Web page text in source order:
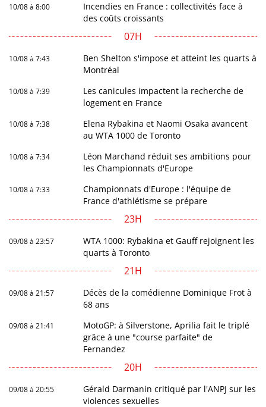
10/08 à 8:00
Incendies en France : collectivités face à
des coûts croissants
07H
10/08 à 7:43
Ben Shelton s'impose et atteint les quarts à
Montréal
10/08 à 7:39
Les canicules impactent la recherche de
logement en France
10/08 à 7:38
Elena Rybakina et Naomi Osaka avancent
au WTA 1000 de Toronto
10/08 à 7:34
Léon Marchand réduit ses ambitions pour
les Championnats d'Europe
10/08 à 7:33
Championnats d'Europe : l'équipe de
France d'athlétisme se prépare
23H
09/08 à 23:57
WTA 1000: Rybakina et Gauff rejoignent les
quarts à Toronto
21H
09/08 à 21:57
Décès de la comédienne Dominique Frot à
68 ans
09/08 à 21:41
MotoGP: à Silverstone, Aprilia fait le triplé
grâce à une "course parfaite" de
Fernandez
20H
09/08 à 20:55
Gérald Darmanin critiqué par l'ANPJ sur les
violences sexuelles